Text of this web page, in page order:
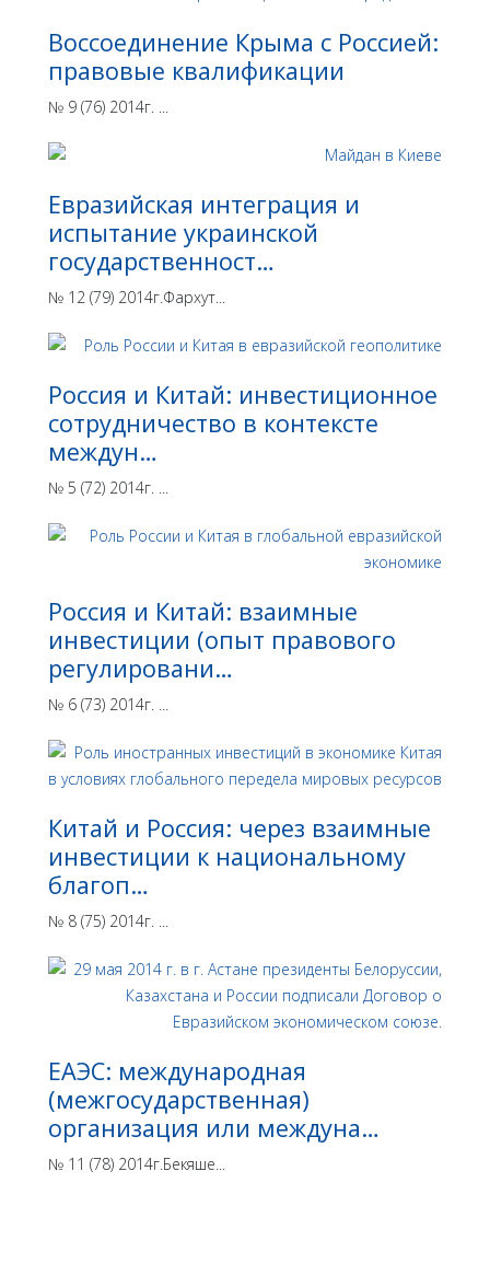
Воссоединение Крыма с Россией:
правовые квалификации
№ 9 (76) 2014г. ...
Евразийская интеграция и
испытание украинской
государственност…
№ 12 (79) 2014г.Фархут...
Россия и Китай: инвестиционное
сотрудничество в контексте
междун…
№ 5 (72) 2014г. ...
Россия и Китай: взаимные
инвестиции (опыт правового
регулировани…
№ 6 (73) 2014г. ...
Китай и Россия: через взаимные
инвестиции к национальному
благоп…
№ 8 (75) 2014г. ...
ЕАЭС: международная
(межгосударственная)
организация или междуна…
№ 11 (78) 2014г.Бекяше...